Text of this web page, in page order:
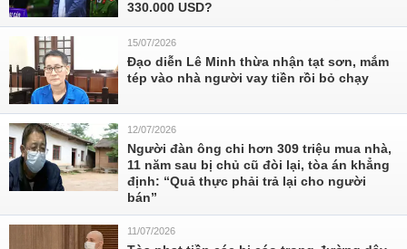
330.000 USD?
15/07/2026
Đạo diễn Lê Minh thừa nhận tạt sơn, mắm
tép vào nhà người vay tiền rồi bỏ chạy
12/07/2026
Người đàn ông chi hơn 309 triệu mua nhà,
11 năm sau bị chủ cũ đòi lại, tòa án khẳng
định: “Quả thực phải trả lại cho người
bán”
11/07/2026